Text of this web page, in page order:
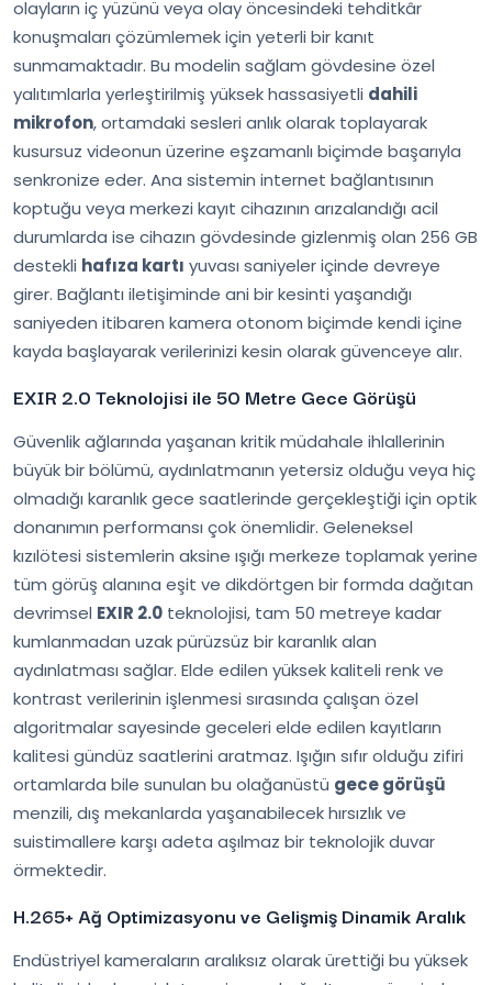
olayların iç yüzünü veya olay öncesindeki tehditkâr
konuşmaları çözümlemek için yeterli bir kanıt
sunmamaktadır. Bu modelin sağlam gövdesine özel
yalıtımlarla yerleştirilmiş yüksek hassasiyetli dahili
mikrofon, ortamdaki sesleri anlık olarak toplayarak
kusursuz videonun üzerine eşzamanlı biçimde başarıyla
senkronize eder. Ana sistemin internet bağlantısının
koptuğu veya merkezi kayıt cihazının arızalandığı acil
durumlarda ise cihazın gövdesinde gizlenmiş olan 256 GB
destekli hafıza kartı yuvası saniyeler içinde devreye
girer. Bağlantı iletişiminde ani bir kesinti yaşandığı
saniyeden itibaren kamera otonom biçimde kendi içine
kayda başlayarak verilerinizi kesin olarak güvenceye alır.
EXIR 2.0 Teknolojisi ile 50 Metre Gece Görüşü
Güvenlik ağlarında yaşanan kritik müdahale ihlallerinin
büyük bir bölümü, aydınlatmanın yetersiz olduğu veya hiç
olmadığı karanlık gece saatlerinde gerçekleştiği için optik
donanımın performansı çok önemlidir. Geleneksel
kızılötesi sistemlerin aksine ışığı merkeze toplamak yerine
tüm görüş alanına eşit ve dikdörtgen bir formda dağıtan
devrimsel EXIR 2.0 teknolojisi, tam 50 metreye kadar
kumlanmadan uzak pürüzsüz bir karanlık alan
aydınlatması sağlar. Elde edilen yüksek kaliteli renk ve
kontrast verilerinin işlenmesi sırasında çalışan özel
algoritmalar sayesinde geceleri elde edilen kayıtların
kalitesi gündüz saatlerini aratmaz. Işığın sıfır olduğu zifiri
ortamlarda bile sunulan bu olağanüstü gece görüşü
menzili, dış mekanlarda yaşanabilecek hırsızlık ve
suistimallere karşı adeta aşılmaz bir teknolojik duvar
örmektedir.
H.265+ Ağ Optimizasyonu ve Gelişmiş Dinamik Aralık
Endüstriyel kameraların aralıksız olarak ürettiği bu yüksek